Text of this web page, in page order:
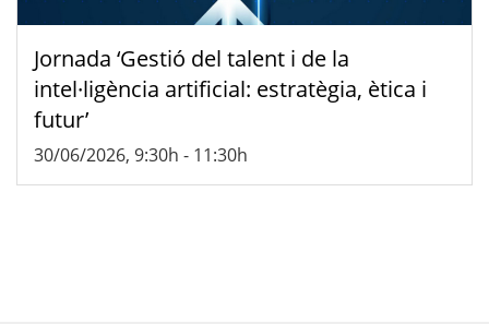
Jornada ‘Gestió del talent i de la
intel·ligència artificial: estratègia, ètica i
futur’
30/06/2026, 9:30h - 11:30h